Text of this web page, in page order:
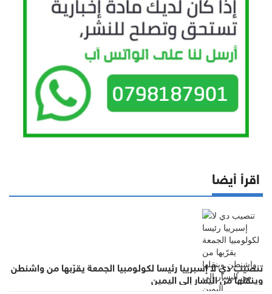
اقرأ أيضا
تنصيب دي لا إسبرييا رئيسا لكولومبيا الجمعة يقرّبها من واشنطن
وينقلها من اليسار إلى اليمين